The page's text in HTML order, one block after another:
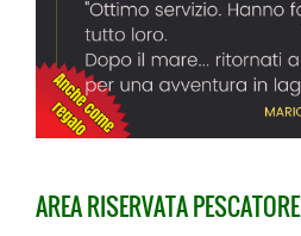
AREA RISERVATA PESCATORE